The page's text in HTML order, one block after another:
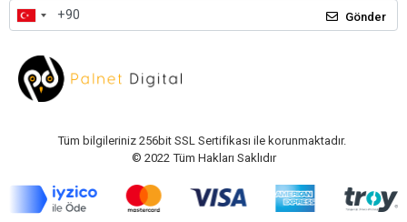
Gönder
Tüm bilgileriniz 256bit SSL Sertifikası ile korunmaktadır.
© 2022 Tüm Hakları Saklıdır